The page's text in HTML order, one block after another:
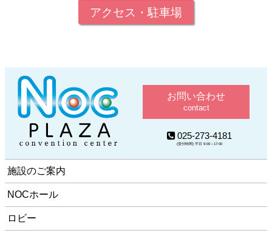
アクセス・駐車場
お問い合わせ
contact
025-273-4181
(受付時間) 平日 9:00～17:00
施設のご案内
NOCホール
ロビー